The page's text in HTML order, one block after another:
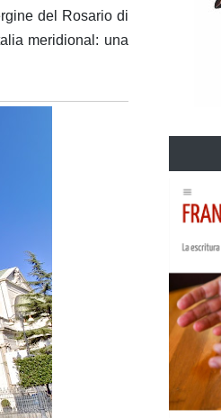
del Rosario di
meridional: una